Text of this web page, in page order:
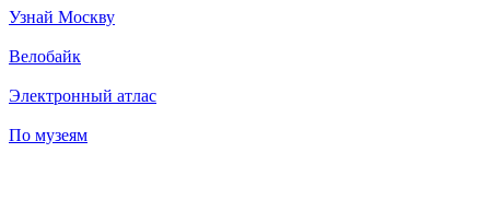
Узнай Москву
Велобайк
Электронный атлас
По музеям